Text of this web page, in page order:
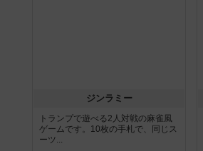
ジンラミー
トランプで遊べる2人対戦の麻雀風
ゲームです。10枚の手札で、同じス
ーツ...